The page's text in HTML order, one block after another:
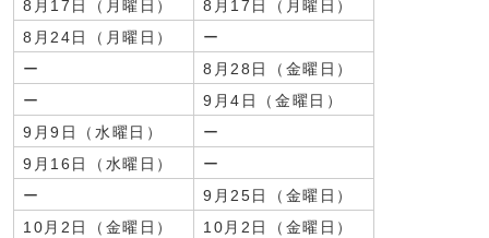
8月17日（月曜日）
8月17日（月曜日）
8月24日（月曜日）
ー
ー
8月28日（金曜日）
ー
9月4日（金曜日）
9月9日（水曜日）
ー
9月16日（水曜日）
ー
ー
9月25日（金曜日）
10月2日（金曜日）
10月2日（金曜日）